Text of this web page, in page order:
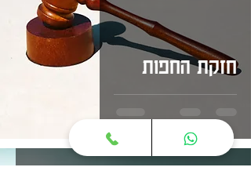
חזקת החפות